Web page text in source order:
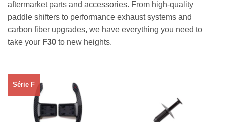
aftermarket parts and accessories. From high-quality
paddle shifters to performance exhaust systems and
carbon fiber upgrades, we have everything you need to
take your F30 to new heights.
Série F